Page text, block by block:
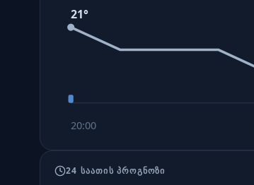
21°
20:00
24 ᲡᲐᲐᲗᲘᲡ ᲞᲠᲝᲒᲜᲝᲖᲘ